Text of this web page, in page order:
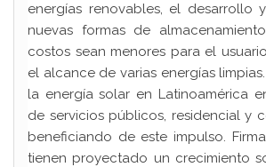
energías renovables, el desarrollo
nuevas formas de
costos sean menores para el
el alcance de varias energías
la energía solar en Latinoamérica
de servicios públicos, residencial y
beneficiando de este impulso.
tienen proyectado un crecimiento